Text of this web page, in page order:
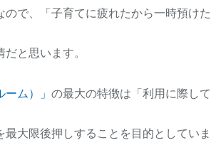
ので、「子育てに疲れたから一時預けた
と思います。
ム）」 の最大の特徴は「利用に際して
大限後押しすることを目的としていま